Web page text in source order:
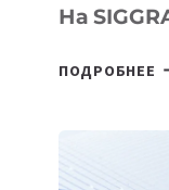
На
ПОДРОБНЕЕ